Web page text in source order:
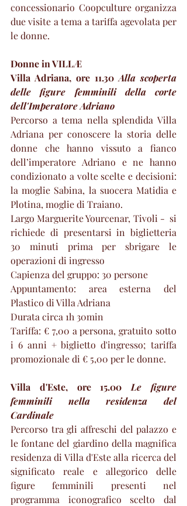
concessionario Coopculture organizza
due visite a tema a tariffa agevolata per
le donne.
Donne in VILLÆ
Villa Adriana, ore 11.30 Alla scoperta
delle figure femminili della corte
dell'Imperatore Adriano
Percorso a tema nella splendida Villa
Adriana per conoscere la storia delle
donne che hanno vissuto a fianco
dell’imperatore Adriano e ne hanno
condizionato a volte scelte e decisioni:
la moglie Sabina, la suocera Matidia e
Plotina, moglie di Traiano.
Largo Marguerite Yourcenar, Tivoli -  si
richiede di presentarsi in biglietteria
30 minuti prima per sbrigare le
operazioni di ingresso
Capienza del gruppo: 30 persone
Appuntamento: area esterna del
Plastico di Villa Adriana
Durata circa 1h 30min
Tariffa: € 7,00 a persona, gratuito sotto
i 6 anni + biglietto d'ingresso; tariffa
promozionale di € 5,00 per le donne.
Villa d'Este, ore 15.00 Le figure
femminili nella residenza del
Cardinale
Percorso tra gli affreschi del palazzo e
le fontane del giardino della magnifica
residenza di Villa d'Este alla ricerca del
significato reale e allegorico delle
figure femminili presenti nel
programma iconografico scelto dal